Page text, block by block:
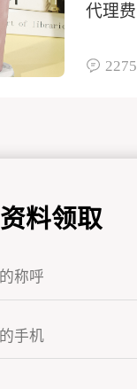
代理费
2275
资料领取